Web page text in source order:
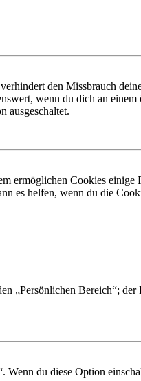
den Missbrauch
wenn du dich an
ausgeschaltet.
ermöglichen Cookies einige
es helfen, wenn du die
„Persönlichen Bereich“;
du diese Option